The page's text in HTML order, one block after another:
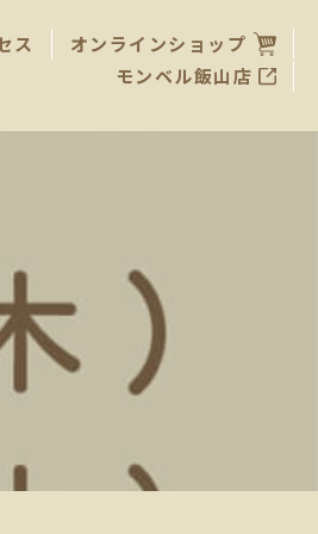
ス
オンラインショップ
モンベル飯山店